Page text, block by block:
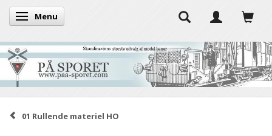
Toggle navigation
Menu
01 Rullende materiel HO